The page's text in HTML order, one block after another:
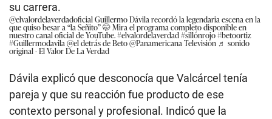
su carrera.
@elvalordelaverdadoficialGuillermo Dávila recordó la legendaria escena en la
que quiso besar a “la Señito” 🤭 Mira el programa completo disponible en
nuestro canal oficial de YouTube.#elvalordelaverdad#sillónrojo#betoortiz
#Guillermodavila @el detrás de Beto @Panamericana Televisión ♬ sonido
original - El Valor De La Verdad
Dávila explicó que desconocía que Valcárcel tenía
pareja y que su reacción fue producto de ese
contexto personal y profesional. Indicó que la